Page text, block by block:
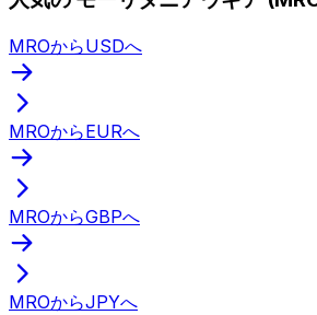
MROからUSDへ
MROからEURへ
MROからGBPへ
MROからJPYへ